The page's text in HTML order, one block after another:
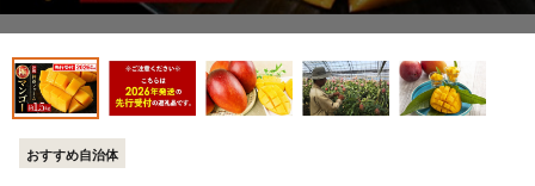
おすすめ自治体